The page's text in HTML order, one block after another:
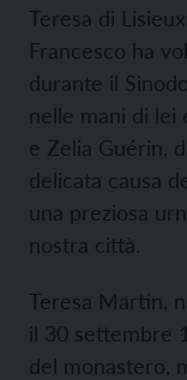
Teresa di
Francesco ha
durante il
nelle mani di lei
e Zelia Guérin,
delicata causa
una preziosa
nostra città.
Teresa Martin,
il 30 settembre
del monastero,